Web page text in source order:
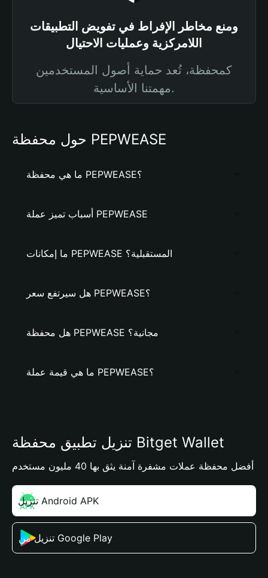
ومنع مخاطر الإفراط في تفويض التطبيقات
اللامركزية وعمليات الاحتيال
كمحفظة، تُعد حماية أصول المستخدمين
مهمتنا الأساسية.
حول محفظة PEPWEASE
ما هي محفظة PEPWEASE؟
أسباب تميز عملة PEPWEASE
ما إمكانات PEPWEASE المستقبلية؟
هل سيرتفع سعر PEPWEASE؟
هل محفظة PEPWEASE مجانية؟
ما هي قيمة عملة PEPWEASE؟
تنزيل تطبيق محفظة Bitget Wallet
أفضل محفظة عملات مشفرة آمنة يثق بها 40 مليون مستخدم
تنزيل Android APK
تنزيل من Google Play